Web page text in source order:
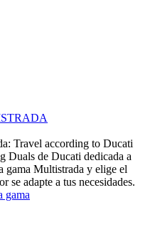
Travel according to Ducati
Duals de Ducati dedicada a
gama Multistrada y elige el
se adapte a tus necesidades.
gama